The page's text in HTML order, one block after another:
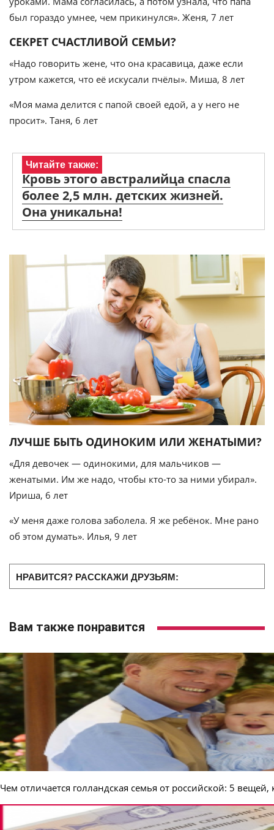
был гораздо умнее, чем прикинулся». Женя, 7 лет
СЕКРЕТ СЧАСТЛИВОЙ СЕМЬИ?
«Надо говорить жене, что она красавица, даже если
утром кажется, что её искусали пчёлы». Миша, 8 лет
«Моя мама делится с папой своей едой, а у него не
просит». Таня, 6 лет
Читайте также:
Кровь этого австралийца спасла
более 2,5 млн. детских жизней.
Она уникальна!
ЛУЧШЕ БЫТЬ ОДИНОКИМ ИЛИ ЖЕНАТЫМИ?
«Для девочек — одинокими, для мальчиков —
женатыми. Им же надо, чтобы кто-то за ними убирал».
Ириша, 6 лет
«У меня даже голова заболела. Я же ребёнок. Мне рано
об этом думать». Илья, 9 лет
НРАВИТСЯ? РАССКАЖИ ДРУЗЬЯМ:
Вам также понравится
Чем отличается голландская семья от российской: 5